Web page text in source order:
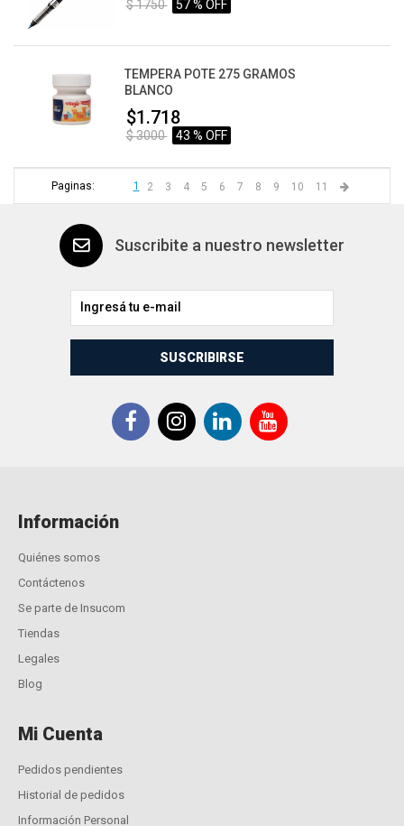
$ 1750 57 % OFF
TEMPERA POTE 275 GRAMOS
BLANCO
$1.718
$ 3000 43 % OFF
Paginas: 1 2 3 4 5 6 7 8 9 10 11
Suscribite a nuestro newsletter
SUSCRIBIRSE
Información
Quiénes somos
Contáctenos
Se parte de Insucom
Tiendas
Legales
Blog
Mi Cuenta
Pedidos pendientes
Historial de pedidos
Información Personal